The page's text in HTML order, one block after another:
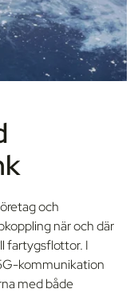
och
när och där
fartygsflottor. I
kommunikation
med både